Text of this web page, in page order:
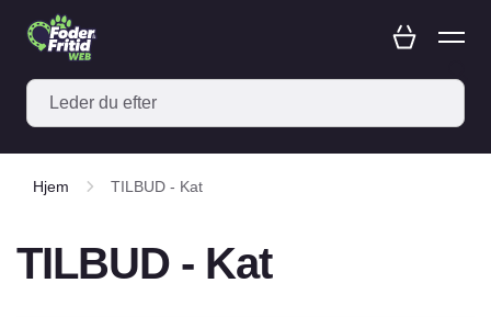
Hjem TILBUD - Kat
TILBUD - Kat